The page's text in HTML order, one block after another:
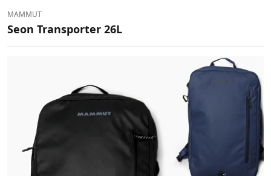
MAMMUT
Seon Transporter 26L